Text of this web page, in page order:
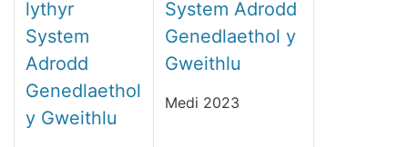
lythyr
System
Adrodd
Genedlaethol
y Gweithlu
System Adrodd
Genedlaethol y
Gweithlu
Medi 2023